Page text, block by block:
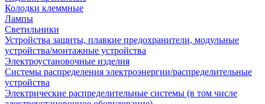
Колодки клеммные
Лампы
Светильники
Устройства защиты, плавкие предохранители, модульные
устройства/монтажные устройства
Электроустановочные изделия
Системы распределения электроэнергии/распределительные
устройства
Электрические распределительные системы (в том числе